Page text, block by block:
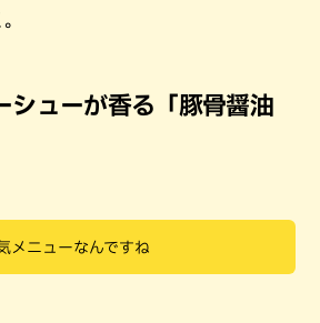
シューが香る「豚骨醤油
メニューなんですね